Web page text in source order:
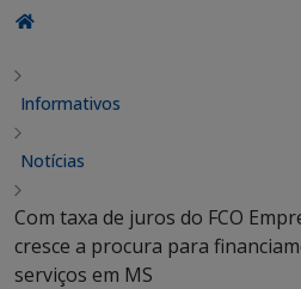
Informativos
Notícias
Com taxa de juros do FCO
cresce a procura para
serviços em MS